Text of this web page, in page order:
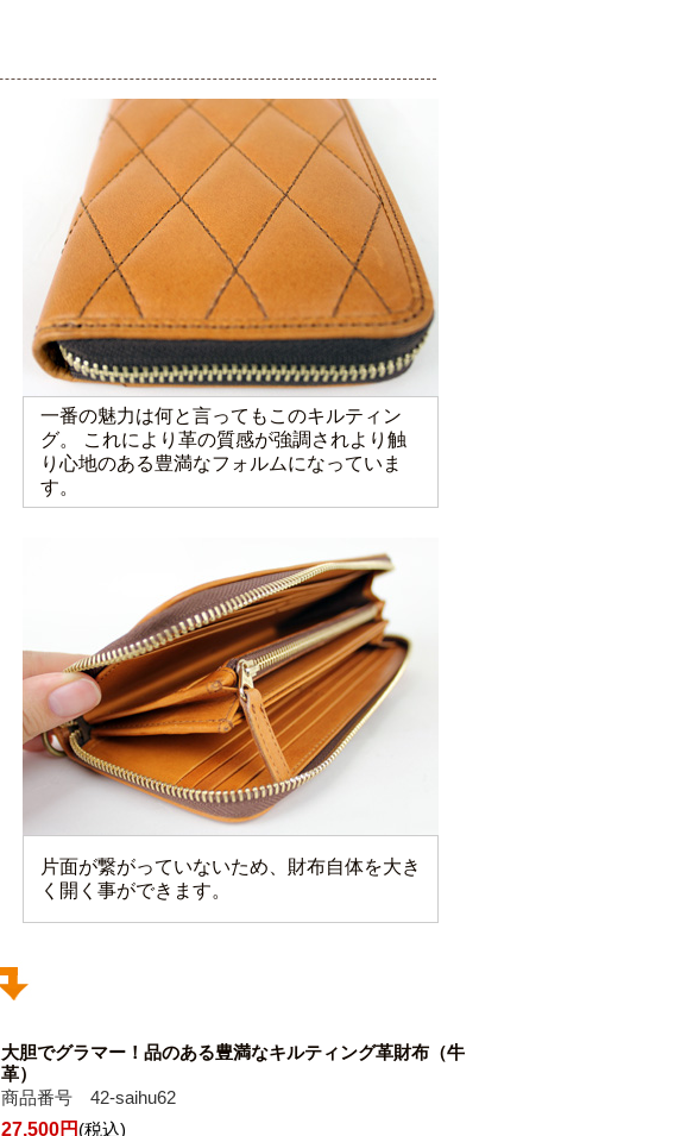
一番の魅力は何と言ってもこのキルティン
グ。 これにより革の質感が強調されより触
り心地のある豊満なフォルムになっていま
す。
片面が繋がっていないため、財布自体を大き
く開く事ができます。
大胆でグラマー！品のある豊満なキルティング革財布（牛
革）
商品番号 42-saihu62
27,500円 (税込)